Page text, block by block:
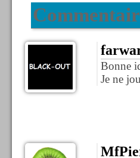
Bonne
Je ne